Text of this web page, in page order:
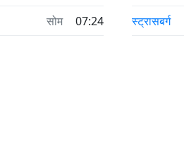
सोम 07:24
स्ट्रासबर्ग